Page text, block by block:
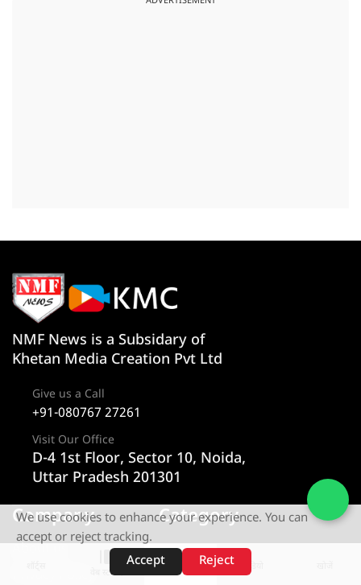
वेब स्टोरीज़
NMF News is a Subsidary of
Khetan Media Creation Pvt Ltd
Give us a Call
+91-080767 27261
Visit Our Office
D-4 1st Floor, Sector 10, Noida,
Uttar Pradesh 201301
Company
About us
Category
न्यूज
राज्य
We use cookies to enhance your experience. You can
accept or reject tracking.
Accept
Reject